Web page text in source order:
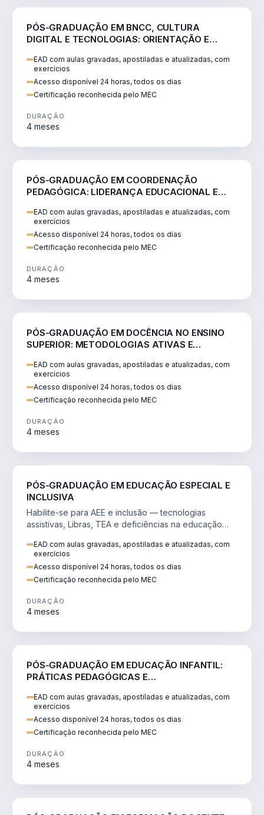
PÓS-GRADUAÇÃO EM BNCC, CULTURA
DIGITAL E TECNOLOGIAS: ORIENTAÇÃO E
EAD com aulas gravadas, apostiladas e atualizadas, com
exercícios
Acesso disponível 24 horas, todos os dias
Certificação reconhecida pelo MEC
DURAÇÃO
4 meses
PÓS-GRADUAÇÃO EM COORDENAÇÃO
PEDAGÓGICA: LIDERANÇA EDUCACIONAL E
EAD com aulas gravadas, apostiladas e atualizadas, com
exercícios
Acesso disponível 24 horas, todos os dias
Certificação reconhecida pelo MEC
DURAÇÃO
4 meses
PÓS-GRADUAÇÃO EM DOCÊNCIA NO ENSINO
SUPERIOR: METODOLOGIAS ATIVAS E
EAD com aulas gravadas, apostiladas e atualizadas, com
exercícios
Acesso disponível 24 horas, todos os dias
Certificação reconhecida pelo MEC
DURAÇÃO
4 meses
PÓS-GRADUAÇÃO EM EDUCAÇÃO ESPECIAL E
INCLUSIVA
Habilite-se para AEE e inclusão — tecnologias
assistivas, Libras, TEA e deficiências na educação
EAD com aulas gravadas, apostiladas e atualizadas, com
exercícios
Acesso disponível 24 horas, todos os dias
Certificação reconhecida pelo MEC
DURAÇÃO
4 meses
PÓS-GRADUAÇÃO EM EDUCAÇÃO INFANTIL:
PRÁTICAS PEDAGÓGICAS E
EAD com aulas gravadas, apostiladas e atualizadas, com
exercícios
Acesso disponível 24 horas, todos os dias
Certificação reconhecida pelo MEC
DURAÇÃO
4 meses